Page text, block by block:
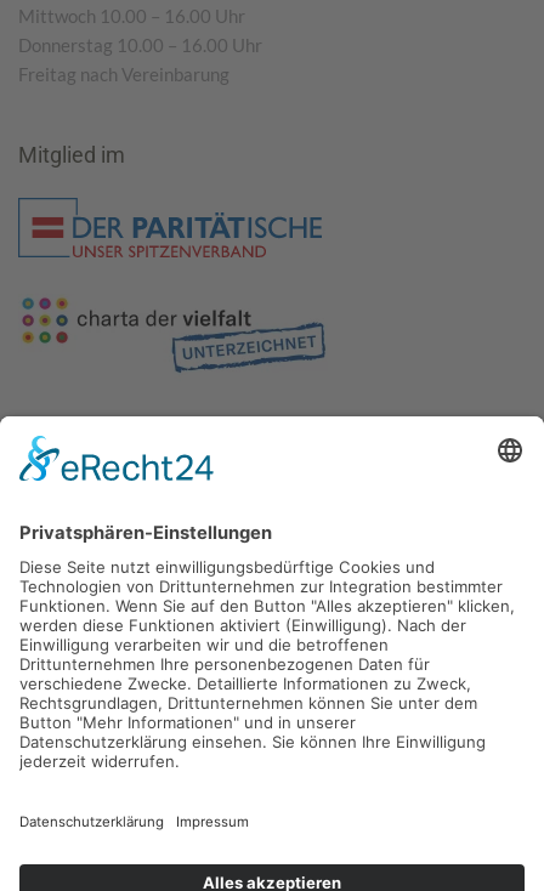
Mittwoch 10.00 – 16.00 Uhr
Donnerstag 10.00 – 16.00 Uhr
Freitag nach Vereinbarung
Mitglied im
Gefördert durch die
Freie und Hansestadt Hamburg
SUCHT.HAMBURG gGmbH